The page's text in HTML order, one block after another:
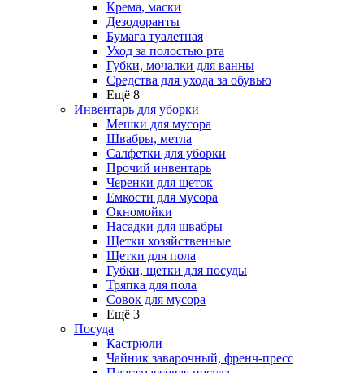
Крема, маски
Дезодоранты
Бумага туалетная
Уход за полостью рта
Губки, мочалки для ванны
Средства для ухода за обувью
Ещё 8
Инвентарь для уборки
Мешки для мусора
Швабры, метла
Салфетки для уборки
Прочий инвентарь
Черенки для щеток
Емкости для мусора
Окномойки
Насадки для швабры
Щетки хозяйственные
Щетки для пола
Губки, щетки для посуды
Тряпка для пола
Совок для мусора
Ещё 3
Посуда
Кастрюли
Чайник заварочный, френч-пресс